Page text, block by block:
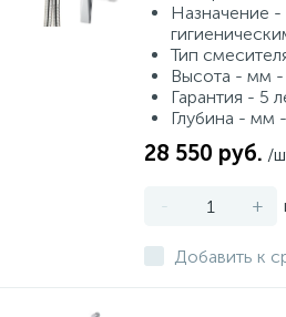
Назначение
Тип
Высота - мм
Гарантия - 5
Глубина - мм
28 550 руб. /
- +
Добавить к